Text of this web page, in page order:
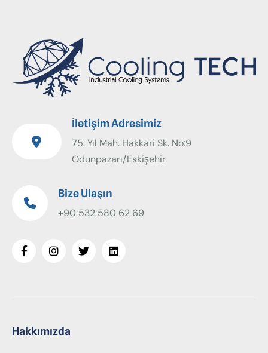
İletişim Adresimiz
75. Yıl Mah. Hakkari Sk. No:9
Odunpazarı/Eskişehir
Bize Ulaşın
+90 532 580 62 69
Hakkımızda